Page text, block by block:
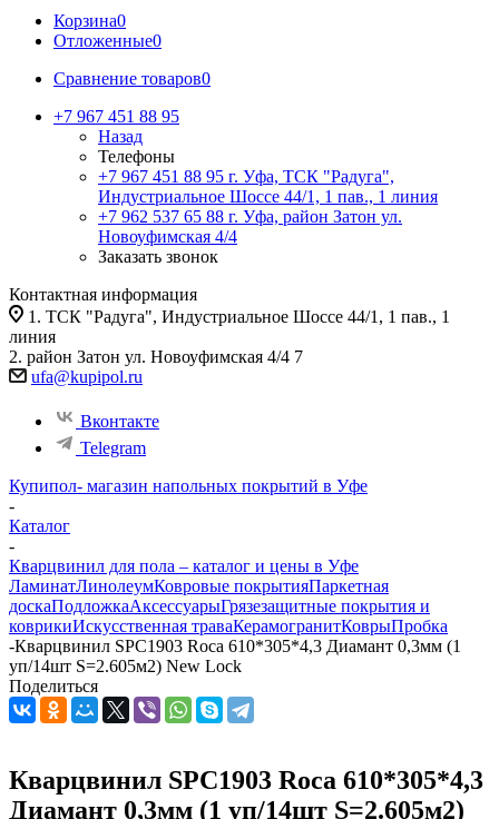
Корзина0
Отложенные0
Сравнение товаров0
+7 967 451 88 95
Назад
Телефоны
+7 967 451 88 95 г. Уфа, ТСК "Радуга",
Индустриальное Шоссе 44/1, 1 пав., 1 линия
+7 962 537 65 88 г. Уфа, район Затон ул.
Новоуфимская 4/4
Заказать звонок
Контактная информация
1. ТСК "Радуга", Индустриальное Шоссе 44/1, 1 пав., 1
линия
2. район Затон ул. Новоуфимская 4/4 7
ufa@kupipol.ru
Вконтакте
Telegram
Купипол- магазин напольных покрытий в Уфе
-
Каталог
-
Кварцвинил для пола – каталог и цены в Уфе
ЛаминатЛинолеумКовровые покрытияПаркетная
доскаПодложкаАксессуарыГрязезащитные покрытия и
коврикиИскусственная траваКерамогранитКоврыПробка
-Кварцвинил SPС1903 Roca 610*305*4,3 Диамант 0,3мм (1
уп/14шт S=2.605м2) New Lock
Поделиться
Кварцвинил SPС1903 Roca 610*305*4,3
Диамант 0,3мм (1 уп/14шт S=2.605м2)